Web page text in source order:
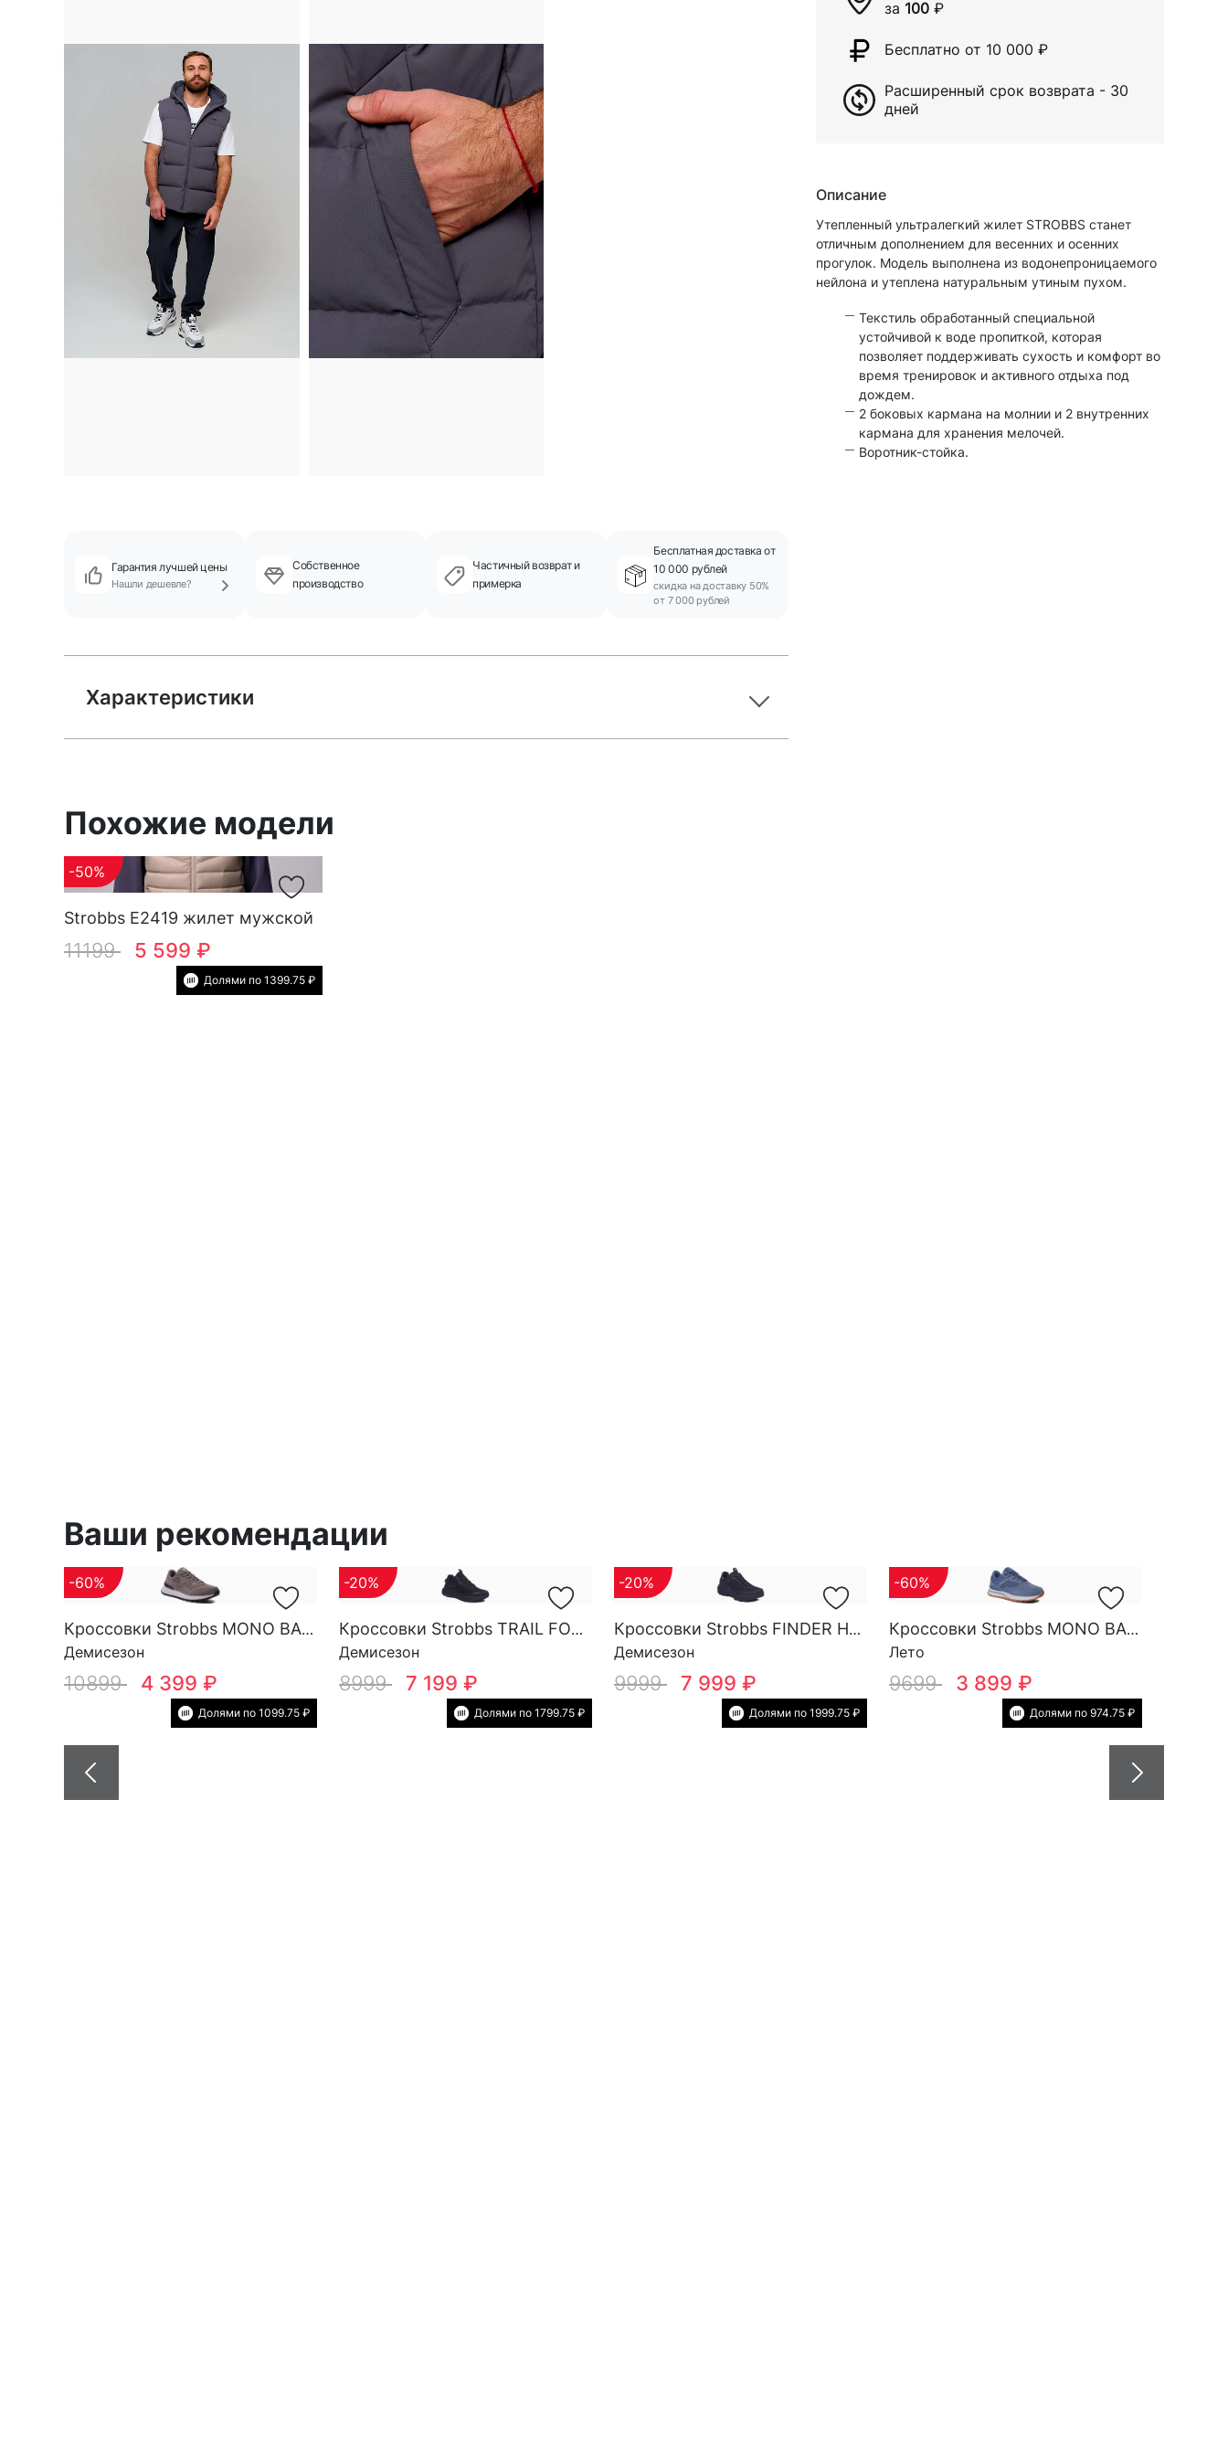
за 100 ₽
Бесплатно от 10 000 ₽
Расширенный срок возврата - 30
дней
Описание
Утепленный ультралегкий жилет STROBBS станет
отличным дополнением для весенних и осенних
прогулок. Модель выполнена из водонепроницаемого
нейлона и утеплена натуральным утиным пухом.
Текстиль обработанный специальной
устойчивой к воде пропиткой, которая
позволяет поддерживать сухость и комфорт во
время тренировок и активного отдыха под
дождем.
2 боковых кармана на молнии и 2 внутренних
кармана для хранения мелочей.
Воротник-стойка.
Гарантия лучшей цены
Нашли дешевле?
Собственное
производство
Частичный возврат и
примерка
Бесплатная доставка от
10 000 рублей
скидка на доставку 50%
от 7 000 рублей
Характеристики
Похожие модели
Strobbs E2419 жилет мужской
-50%
11199 5 599 ₽
Долями по 1399.75 ₽
Ваши рекомендации
Кроссовки Strobbs MONO BASE M 3696-17
Демисезон
-60%
10899 4 399 ₽
Долями по 1099.75 ₽
Кроссовки Strobbs TRAIL FORCE YOW SG M 3818-3
Демисезон
-20%
8999 7 199 ₽
Долями по 1799.75 ₽
Кроссовки Strobbs FINDER HG M 3788-2
Демисезон
-20%
9999 7 999 ₽
Долями по 1999.75 ₽
Кроссовки Strobbs MONO BASE W 7552-5
Лето
-60%
9699 3 899 ₽
Долями по 974.75 ₽